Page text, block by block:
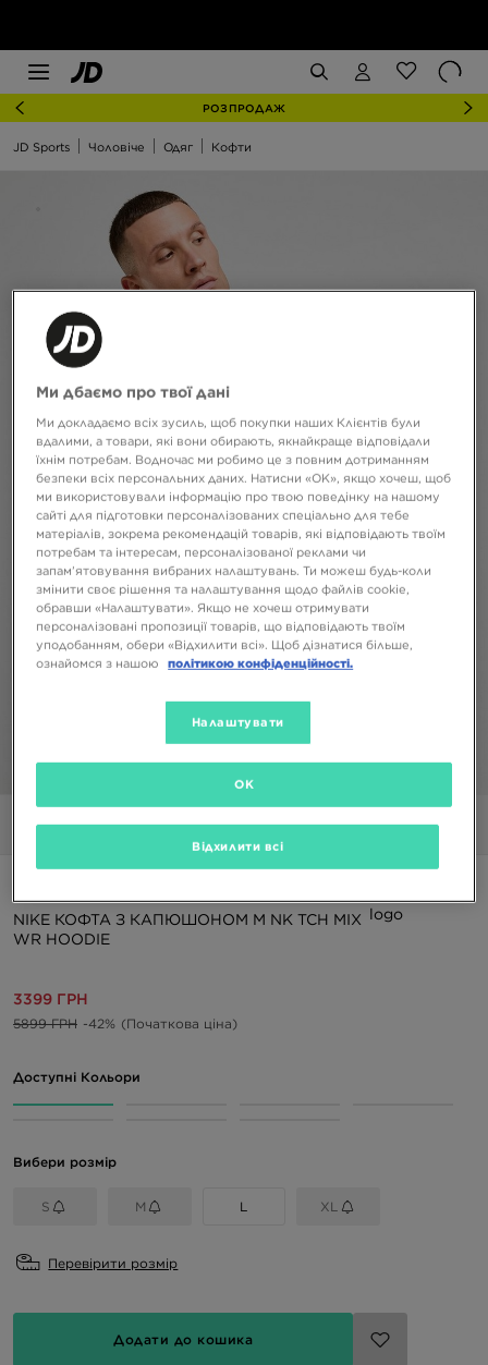
РОЗПРОДАЖ
JD Sports Чоловіче Одяг Кофти
Фото Відео
NIKE КОФТА З КАПЮШОНОМ M NK TCH MIX
WR HOODIE
3399 ГРН
5899 ГРН -42% (Початкова ціна)
Доступні Кольори
Вибери розмір
S M L XL
Перевірити розмір
Додати до кошика
Ми дбаємо про твої дані
Ми докладаємо всіх зусиль, щоб покупки наших Клієнтів були
вдалими, а товари, які вони обирають, якнайкраще відповідали
їхнім потребам. Водночас ми робимо це з повним дотриманням
безпеки всіх персональних даних. Натисни «OK», якщо хочеш, щоб
ми використовували інформацію про твою поведінку на нашому
сайті для підготовки персоналізованих спеціально для тебе
матеріалів, зокрема рекомендацій товарів, які відповідають твоїм
потребам та інтересам, персоналізованої реклами чи
запам’ятовування вибраних налаштувань. Ти можеш будь-коли
змінити своє рішення та налаштування щодо файлів cookie,
обравши «Налаштувати». Якщо не хочеш отримувати
персоналізовані пропозиції товарів, що відповідають твоїм
уподобанням, обери «Відхилити всі». Щоб дізнатися більше,
ознайомся з нашою
політикою конфіденційності.
Налаштувати
Відхилити всі
OK